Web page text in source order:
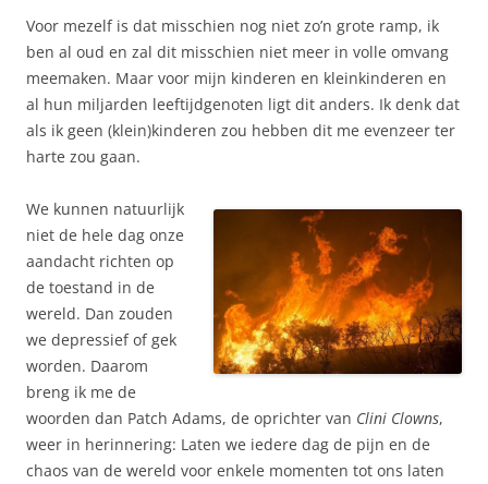
Voor mezelf is dat misschien nog niet zo’n grote ramp, ik
ben al oud en zal dit misschien niet meer in volle omvang
meemaken. Maar voor mijn kinderen en kleinkinderen en
al hun miljarden leeftijdgenoten ligt dit anders. Ik denk dat
als ik geen (klein)kinderen zou hebben dit me evenzeer ter
harte zou gaan.
We kunnen natuurlijk
niet de hele dag onze
aandacht richten op
de toestand in de
wereld. Dan zouden
we depressief of gek
worden. Daarom
breng ik me de
woorden dan Patch Adams, de oprichter van Clini Clowns,
weer in herinnering: Laten we iedere dag de pijn en de
chaos van de wereld voor enkele momenten tot ons laten